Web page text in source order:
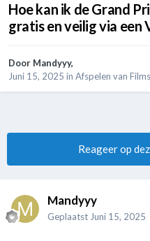
Hoe kan ik de Grand
gratis en veilig via een
Door Mandyyy,
Juni 15, 2025 in Afspelen van
Reageer op
Mandyyy
Geplaatst Juni 15, 2025